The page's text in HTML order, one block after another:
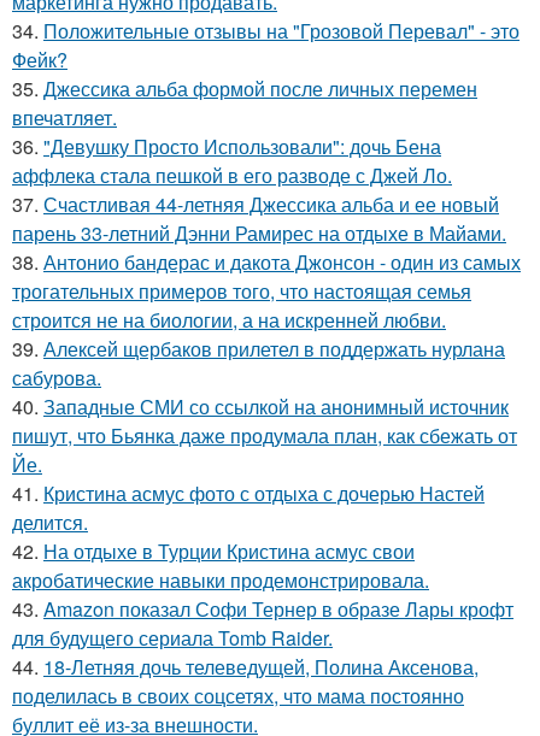
34. Положительные отзывы на "Грозовой Перевал" - это
Фейк?
35. Джессика альба формой после личных перемен
впечатляет.
36. "Девушку Просто Использовали": дочь Бена
аффлека стала пешкой в его разводе с Джей Ло.
37. Счастливая 44-летняя Джессика альба и ее новый
парень 33-летний Дэнни Рамирес на отдыхе в Майами.
38. Антонио бандерас и дакота Джонсон - один из самых
трогательных примеров того, что настоящая семья
строится не на биологии, а на искренней любви.
39. Алексей щербаков прилетел в поддержать нурлана
сабурова.
40. Западные СМИ со ссылкой на анонимный источник
пишут, что Бьянка даже продумала план, как сбежать от
Йе.
41. Кристина асмус фото с отдыха с дочерью Настей
делится.
42. На отдыхе в Турции Кристина асмус свои
акробатические навыки продемонстрировала.
43. Amazon показал Софи Тернер в образе Лары крофт
для будущего сериала Tomb Raider.
44. 18-Летняя дочь телеведущей, Полина Аксенова,
поделилась в своих соцсетях, что мама постоянно
буллит её из-за внешности.